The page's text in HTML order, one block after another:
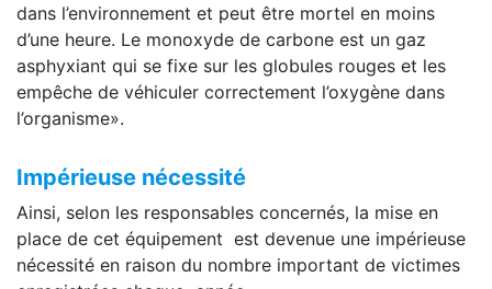
dans l’environnement et peut être mortel en moins
d’une heure. Le monoxyde de carbone est un gaz
asphyxiant qui se fixe sur les globules rouges et les
empêche de véhiculer correctement l’oxygène dans
l’organisme».
Impérieuse nécessité
Ainsi, selon les responsables concernés, la mise en
place de cet équipement est devenue une impérieuse
nécessité en raison du nombre important de victimes